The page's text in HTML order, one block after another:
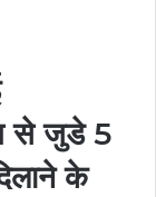
से जुडे 5
के